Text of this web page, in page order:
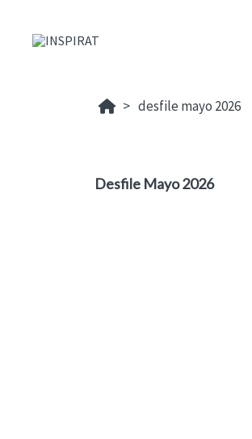
desfile mayo 2026
Desfile Mayo 2026